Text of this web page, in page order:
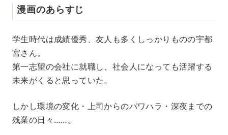
漫画のあらすじ
学生時代は成績優秀、友人も多くしっかりものの宇都
宮さん。
第一志望の会社に就職し、社会人になっても活躍する
未来がくると思っていた。
しかし環境の変化・上司からのパワハラ・深夜までの
残業の日々……。